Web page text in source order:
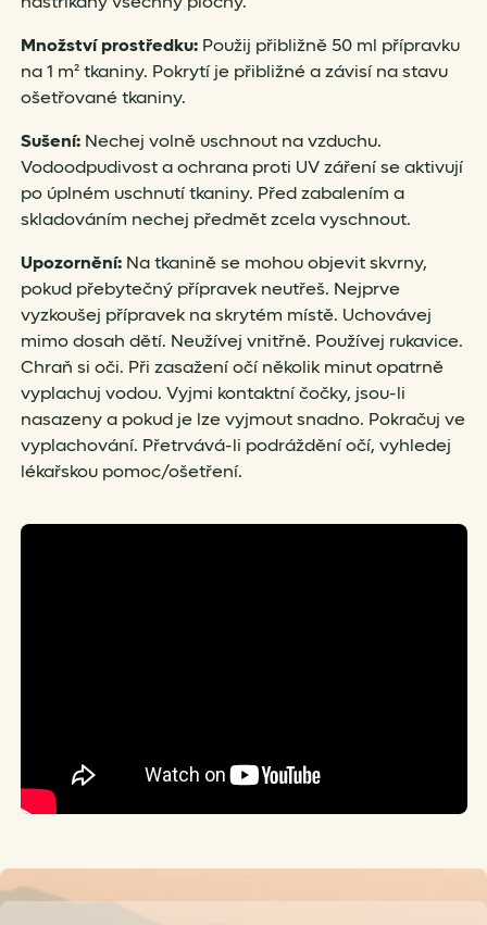
Množství prostředku:Použij přibližně 50 ml přípravku
na 1 m² tkaniny. Pokrytí je přibližné a závisí na stavu
ošetřované tkaniny.
Sušení:Nechej volně uschnout na vzduchu.
Vodoodpudivost a ochrana proti UV záření se aktivují
po úplném uschnutí tkaniny. Před zabalením a
skladováním nechej předmět zcela vyschnout.
Upozornění:Na tkanině se mohou objevit skvrny,
pokud přebytečný přípravek neutřeš. Nejprve
vyzkoušej přípravek na skrytém místě. Uchovávej
mimo dosah dětí. Neužívej vnitřně. Používej rukavice.
Chraň si oči. Při zasažení očí několik minut opatrně
vyplachuj vodou. Vyjmi kontaktní čočky, jsou-li
nasazeny a pokud je lze vyjmout snadno. Pokračuj ve
vyplachování. Přetrvává-li podráždění očí, vyhledej
lékařskou pomoc/ošetření.